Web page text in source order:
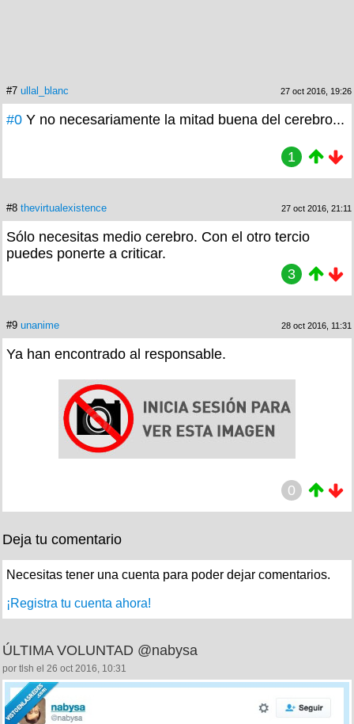
#7 ullal_blanc 27 oct 2016, 19:26
#0 Y no necesariamente la mitad buena del cerebro...
1
#8 thevirtualexistence 27 oct 2016, 21:11
Sólo necesitas medio cerebro. Con el otro tercio
puedes ponerte a criticar.
3
#9 unanime 28 oct 2016, 11:31
Ya han encontrado al responsable.
0
Deja tu comentario
Necesitas tener una cuenta para poder dejar comentarios.
¡Registra tu cuenta ahora!
ÚLTIMA VOLUNTAD @nabysa
por tlsh el 26 oct 2016, 10:31